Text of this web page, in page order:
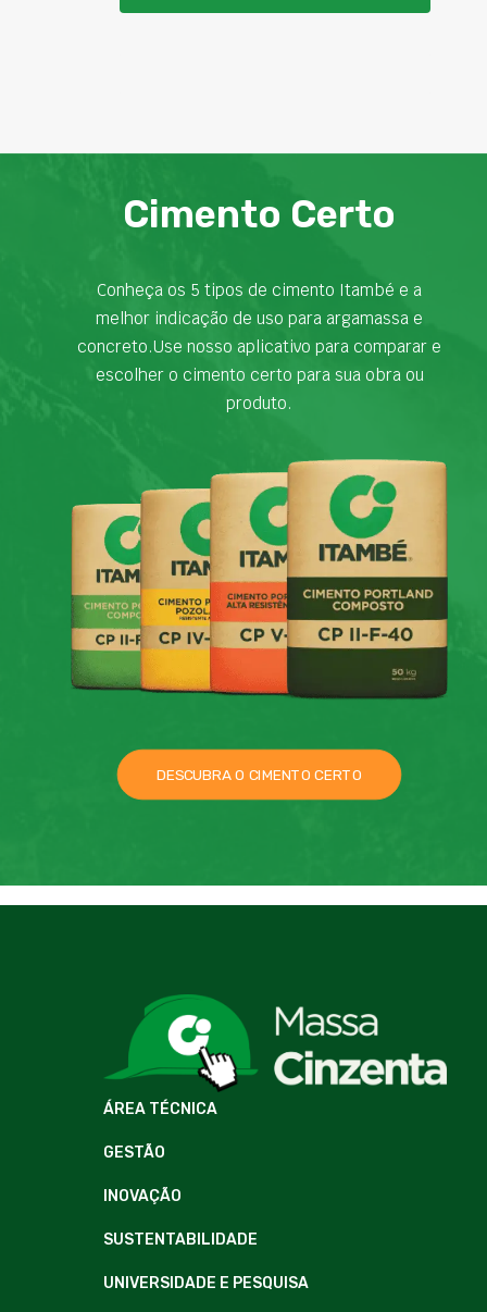
Cimento Certo
Conheça os 5 tipos de cimento Itambé e a
melhor indicação de uso para argamassa e
concreto.Use nosso aplicativo para comparar e
escolher o cimento certo para sua obra ou
produto.
DESCUBRA O CIMENTO CERTO
ÁREA TÉCNICA
GESTÃO
INOVAÇÃO
SUSTENTABILIDADE
UNIVERSIDADE E PESQUISA